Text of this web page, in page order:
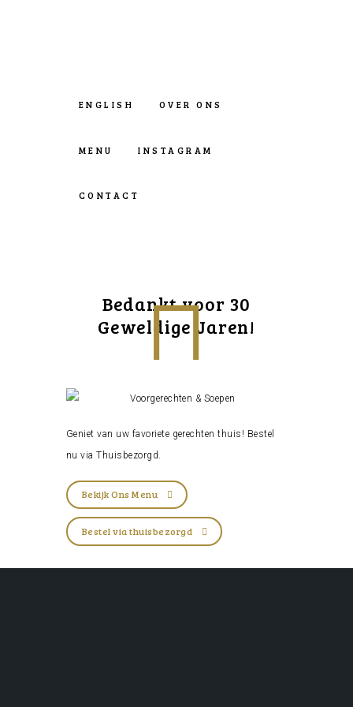
ENGLISH OVER ONS
MENU INSTAGRAM
CONTACT
Bedankt voor 30
Geweldige Jaren!
Geniet van uw favoriete gerechten thuis! Bestel
nu viaThuisbezorgd
Bekijk Ons Menu
Bestel via thuisbezorgd